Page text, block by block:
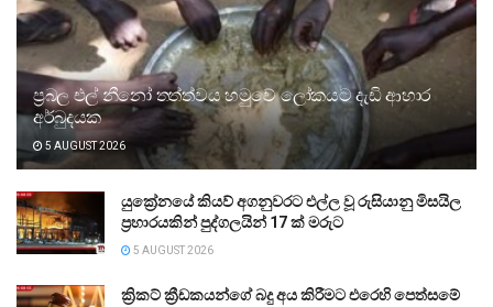
ප්‍රබල එල් නීනෝ තත්ත්වය හමුවේ ලෝකයට දැඩි ආහාර
අර්බුදයක
5 AUGUST 2026
යුක්‍රේනයේ කියව් අගනුවරට එල්ල වූ රුසියානු මිසයිල
ප්‍රහාරයකින් පුද්ගලයින් 17 ක් මරුට
5 AUGUST 2026
ක්‍රිකට් ක්‍රීඩකයන්ගේ බදු අය කිරීමට එරෙහි පෙත්සමේ